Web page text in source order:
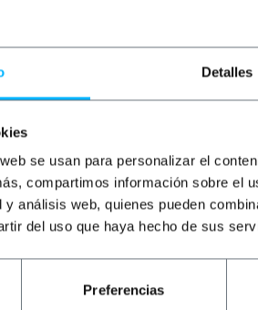
Detalles
se usan para personalizar el
compartimos información sobre el
y análisis web, quienes pueden
del uso que haya hecho de sus
Preferencias